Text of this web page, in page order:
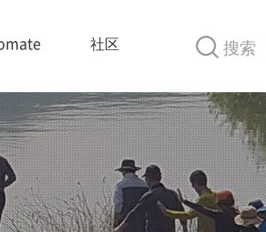
社区 搜索